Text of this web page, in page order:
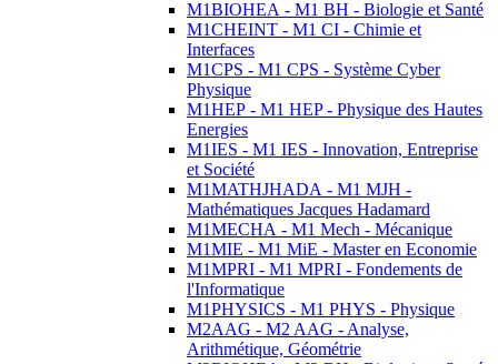
M1BIOHEA - M1 BH - Biologie et Santé
M1CHEINT - M1 CI - Chimie et
Interfaces
M1CPS - M1 CPS - Système Cyber
Physique
M1HEP - M1 HEP - Physique des Hautes
Energies
M1IES - M1 IES - Innovation, Entreprise
et Société
M1MATHJHADA - M1 MJH -
Mathématiques Jacques Hadamard
M1MECHA - M1 Mech - Mécanique
M1MIE - M1 MiE - Master en Economie
M1MPRI - M1 MPRI - Fondements de
l'Informatique
M1PHYSICS - M1 PHYS - Physique
M2AAG - M2 AAG - Analyse,
Arithmétique, Géométrie